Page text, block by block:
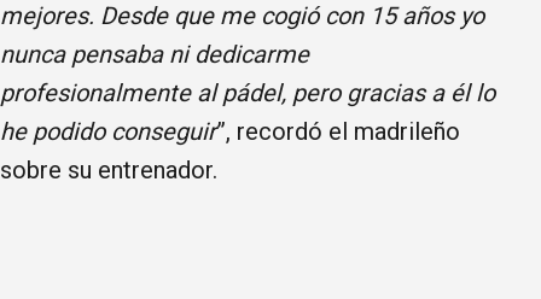
mejores. Desde que me cogió con 15 años yo
nunca pensaba ni dedicarme
profesionalmente al pádel, pero gracias a él lo
he podido conseguir”, recordó el madrileño
sobre su entrenador.